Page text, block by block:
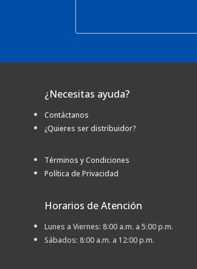
¿Necesitas ayuda?
Contáctanos
¿Quieres ser distribuidor?
Términos y Condiciones
Política de Privacidad
Horarios de Atención
Lunes a Viernes: 8:00 a.m. a 5:00 p.m.
Sábados: 8:00 a.m. a 12:00 p.m.